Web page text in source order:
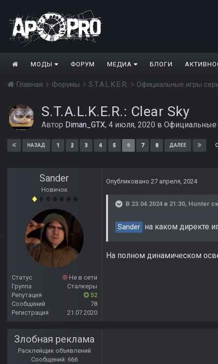
МОДЫ ФОРУМ МЕДИА БЛОГИ
Главная Форумы S.T.A.L.K.E.R. Официальные игры
S.T.A.L.K.E.R.: Clear Sky
Автор Diman_GTX, 4 июля, 2020 в Официальные
НАЗАД 1 2 3 4 5 6 7 8 ДАЛЕЕ
Sander
Новичок
Статус
Не в сети
Группа
Сталкеры
Репутация
52
Сообщений
78
Регистрация
21.07.2020
Опубликовано 27 апреля, 2024
В 23.04.2024 в 21:30, Hunter
Sander на каком директе
На полном динамическом
Злобная реклама
Расклейщик объявлений
Сообщений: 666